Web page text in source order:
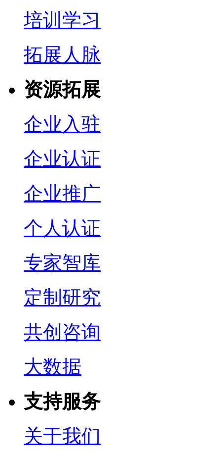
培训学习
拓展人脉
资源拓展
企业入驻
企业认证
企业推广
个人认证
专家智库
定制研究
共创咨询
大数据
支持服务
关于我们